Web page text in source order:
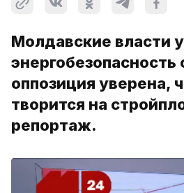
Молдавские власти
оппозиция уверена,
творится на
репортаж.